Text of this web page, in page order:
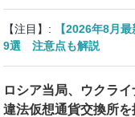
【注目】:
【2026年8月
9選 注意点も解説
ロシア当局、ウクラ
違法仮想通貨交換所